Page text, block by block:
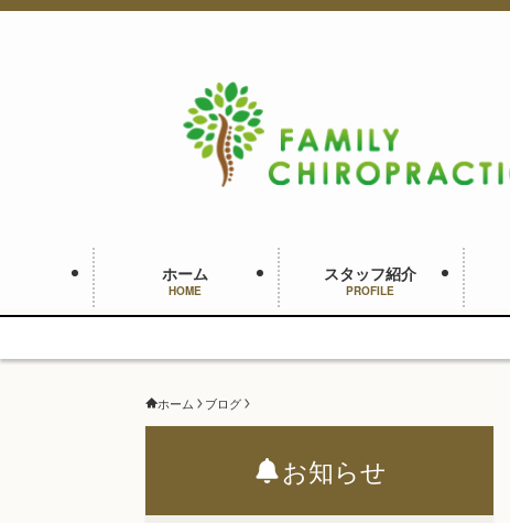
ホーム
HOME
スタッフ紹介
PROFILE
ホーム ブログ
お知らせ